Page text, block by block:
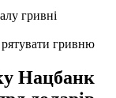
гривню
Нацбанк